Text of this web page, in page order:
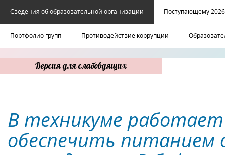
Сведения об образовательной организации Поступающему 2026
Портфолио групп Противодействие коррупции
Версия для слабовдящих
В техникуме
обеспечить питанием